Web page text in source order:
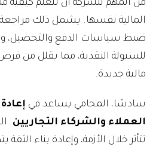
من المهم للشركة أن تتعلم كيفية
المالية نفسها. يشمل ذلك مراجعة
ضبط سياسات الدفع
للسيولة النقدية، مما يقلل من
مالية جديدة.
سادسًا، المحامي يساعد في
العملاء والشركاء التجاريين.
تتأثر خلال الأزمة، وإعادة بناء